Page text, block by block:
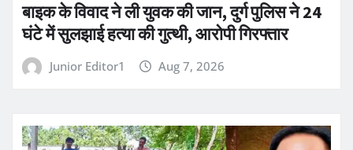
बाइक के विवाद ने ली युवक की जान, दुर्ग पुलिस ने 24
घंटे में सुलझाई हत्या की गुत्थी, आरोपी गिरफ्तार
Junior Editor1 Aug 7, 2026